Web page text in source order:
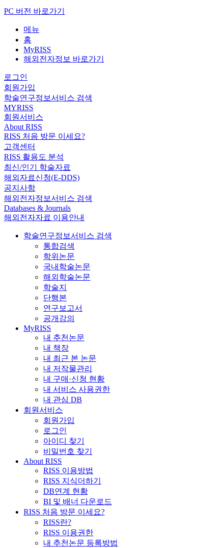
PC 버전 바로가기
메뉴
홈
MyRISS
해외전자정보 바로가기
로그인
회원가입
학술연구정보서비스 검색
MYRISS
회원서비스
About RISS
RISS 처음 방문 이세요?
고객센터
RISS 활용도 분석
최신/인기 학술자료
해외자료신청(E-DDS)
공지사항
해외전자정보서비스 검색
Databases & Journals
해외전자자료 이용안내
학술연구정보서비스 검색
통합검색
학위논문
국내학술논문
해외학술논문
학술지
단행본
연구보고서
공개강의
MyRISS
내 추천논문
내 책장
내 최근 본 논문
내 저작물관리
내 구매·신청 현황
내 서비스 사용권한
내 관심 DB
회원서비스
회원가입
로그인
아이디 찾기
비밀번호 찾기
About RISS
RISS 이용방법
RISS 지식더하기
DB연계 현황
BI 및 배너 다운로드
RISS 처음 방문 이세요?
RISS란?
RISS 이용권한
내 추천논문 등록방법